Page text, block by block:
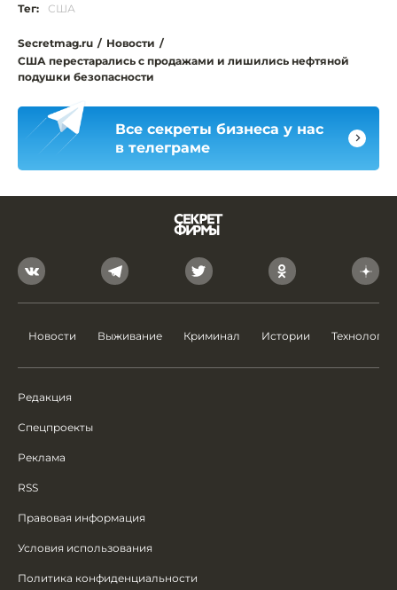
Тег: США
Secretmag.ru / Новости /
США перестарались с продажами и лишились нефтяной
подушки безопасности
Все секреты бизнеса у нас
в телеграме
Новости Выживание Криминал Истории Технологии
Редакция
Спецпроекты
Реклама
RSS
Правовая информация
Условия использования
Политика конфиденциальности